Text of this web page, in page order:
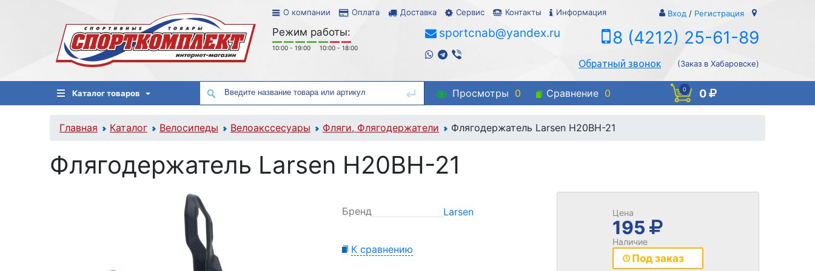
О компании Оплата Доставка Сервис Контакты Информация Вход / Регистрация
Режим работы:
10:00 - 19:00 10:00 - 18:00
sportcnab@yandex.ru 8 (4212) 25-61-89
Обратный звонок (Заказ в Хабаровске)
Каталог товаров Просмотры 0 Сравнение 0 0 0
Главная Каталог Велосипеды Велоакссесуары Фляги, Флягодержатели Флягодержатель Larsen H20BH-21
Флягодержатель Larsen H20BH-21
Бренд Larsen
К сравнению
Цена
195
Наличие
Под заказ